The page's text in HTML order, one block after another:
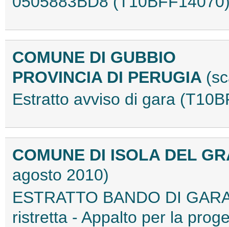
COMUNE DI GUBBIO
PROVINCIA DI PERUGIA
Estratto avviso di gara
COMUNE DI ISOLA DEL
agosto 2010)
ESTRATTO BANDO DI
ristretta - Appalto per la